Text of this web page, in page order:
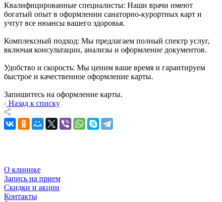
Квалифицированные специалисты: Наши врачи имеют
богатый опыт в оформлении санаторно-курортных карт и
учтут все нюансы вашего здоровья.
Комплексный подход: Мы предлагаем полный спектр услуг,
включая консультации, анализы и оформление документов.
Удобство и скорость: Мы ценим ваше время и гарантируем
быстрое и качественное оформление карты.
Запишитесь на оформление карты.
Назад к списку
О клинике
Запись на прием
Скидки и акции
Контакты